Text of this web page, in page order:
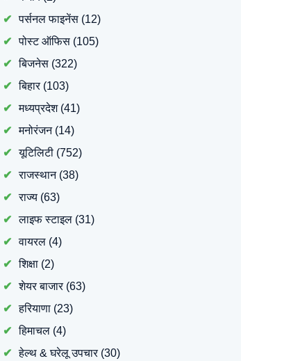
पर्सनल फाइनेंस(12)
पोस्ट ऑफिस(105)
बिजनेस(322)
बिहार(103)
मध्यप्रदेश(41)
मनोरंजन(14)
यूटिलिटी(752)
राजस्थान(38)
राज्य(63)
लाइफ स्टाइल(31)
वायरल(4)
शिक्षा(2)
शेयर बाजार(63)
हरियाणा(23)
हिमाचल(4)
हेल्थ & घरेलू उपचार(30)